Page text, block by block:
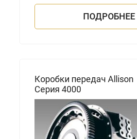
ПОДРОБНЕЕ
Коробки передач Allison
Серия 4000